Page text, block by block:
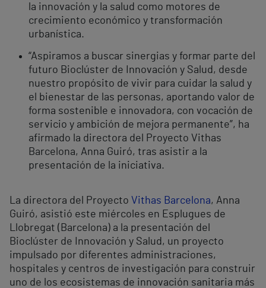
la innovación y la salud como motores de
crecimiento económico y transformación
urbanística.
“Aspiramos a buscar sinergias y formar parte del
futuro Bioclúster de Innovación y Salud, desde
nuestro propósito de vivir para cuidar la salud y
el bienestar de las personas, aportando valor de
forma sostenible e innovadora, con vocación de
servicio y ambición de mejora permanente”, ha
afirmado la directora del Proyecto Vithas
Barcelona, Anna Guiró, tras asistir a la
presentación de la iniciativa.
La directora del Proyecto Vithas Barcelona, Anna
Guiró, asistió este miércoles en Esplugues de
Llobregat (Barcelona) a la presentación del
Bioclúster de Innovación y Salud, un proyecto
impulsado por diferentes administraciones,
hospitales y centros de investigación para construir
uno de los ecosistemas de innovación sanitaria más